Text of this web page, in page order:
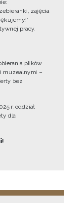
zajęcia
pracy.
plików
muzealnymi –
bez
r. oddział
dla